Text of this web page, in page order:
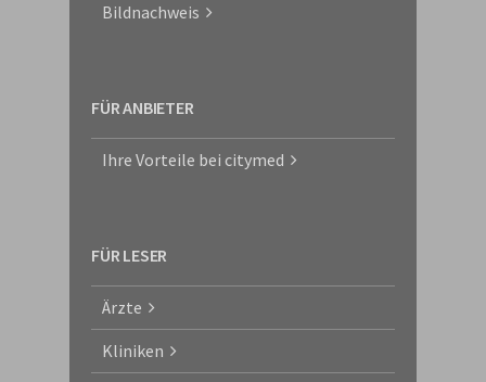
Bildnachweis
FÜR ANBIETER
Ihre Vorteile bei citymed
FÜR LESER
Ärzte
Kliniken